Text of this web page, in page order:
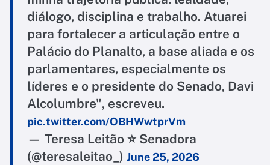
diálogo, disciplina e trabalho. Atuarei
para fortalecer a articulação entre o
Palácio do Planalto, a base aliada e os
parlamentares, especialmente os
líderes e o presidente do Senado, Davi
Alcolumbre", escreveu.
pic.twitter.com/OBHWwtprVm
— Teresa Leitão ⭐ Senadora
(@teresaleitao_) June 25, 2026